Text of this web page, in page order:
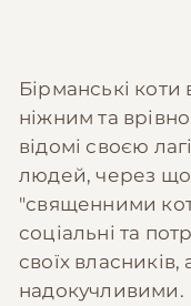
Бірманські
ніжним та
відомі своєю
людей, через що
"священними
соціальні та
своїх